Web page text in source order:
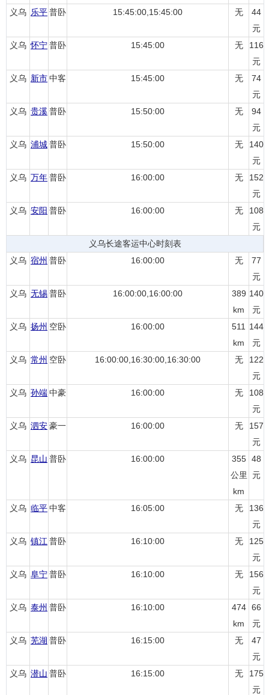
义乌 乐平普卧 15:45:00,15:45:00 无
44
元
义乌 怀宁普卧 15:45:00 无
116
元
义乌 新市中客 15:45:00 无
74
元
义乌 贵溪普卧 15:50:00 无
94
元
义乌 浦城普卧 15:50:00 无
140
元
义乌 万年普卧 16:00:00 无
152
元
义乌 安阳 普卧 16:00:00 无
108
元
义乌长途客运中心时刻表
义乌 宿州 普卧 16:00:00 无
77
元
义乌 无锡普卧 16:00:00,16:00:00
389
km
140
元
义乌 扬州 空卧 16:00:00
511
km
144
元
义乌 常州 空卧 16:00:00,16:30:00,16:30:00 无
122
元
义乌 孙端中豪 16:00:00 无
108
元
义乌 泗安豪一 16:00:00 无
157
元
义乌 昆山 普卧 16:00:00
355
公里
km
48
元
义乌 临平中客 16:05:00 无
136
元
义乌 镇江 普卧 16:10:00 无
125
元
义乌 阜宁普卧 16:10:00 无
156
元
义乌 泰州 普卧 16:10:00
474
km
66
元
义乌 芜湖 普卧 16:15:00 无
47
元
义乌 潜山 普卧 16:15:00 无
175
元